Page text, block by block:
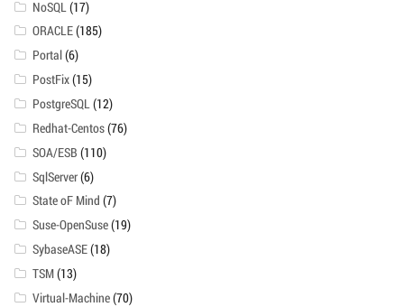
NoSQL (17)
ORACLE(185)
Portal(6)
PostFix(15)
PostgreSQL(12)
Redhat-Centos(76)
SOA/ESB (110)
SqlServer(6)
State oF Mind (7)
Suse-OpenSuse(19)
SybaseASE(18)
TSM(13)
Virtual-Machine(70)